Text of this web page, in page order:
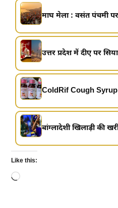
माघ मेला : वसंत पंचमी
उत्तर प्रदेश में दीए पर
ColdRif Cough Syrup
बांग्लादेशी खिलाड़ी की
Like this:
Loading…